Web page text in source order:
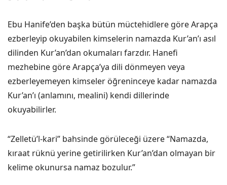
Ebu Hanife’den başka bütün müctehidlere göre Arapça
ezberleyip okuyabilen kimselerin namazda Kur’an’ı asıl
dilinden Kur’an’dan okumaları farzdır. Hanefi
mezhebine göre Arapça’ya dili dönmeyen veya
ezberleyemeyen kimseler öğreninceye kadar namazda
Kur’an’ı (anlamını, mealini) kendi dillerinde
okuyabilirler.
“Zelletü’l-kari” bahsinde görüleceği üzere “Namazda,
kıraat rüknü yerine getirilirken Kur’an’dan olmayan bir
kelime okunursa namaz bozulur.”